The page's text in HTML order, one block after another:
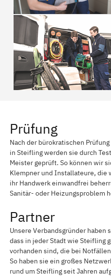
Prüfung
Nach der bürokratischen
in Steifling werden sie durch
Meister geprüft. So können wir
Klempner und Installateure, die
ihr Handwerk einwandfrei
Sanitär- oder Heizungsproblem
Partner
Unsere Verbandsgründer haben
dass in jeder Stadt wie Steifling
vorhanden sind, die bei
So haben sie ein großes
rund um Steifling seit Jahren